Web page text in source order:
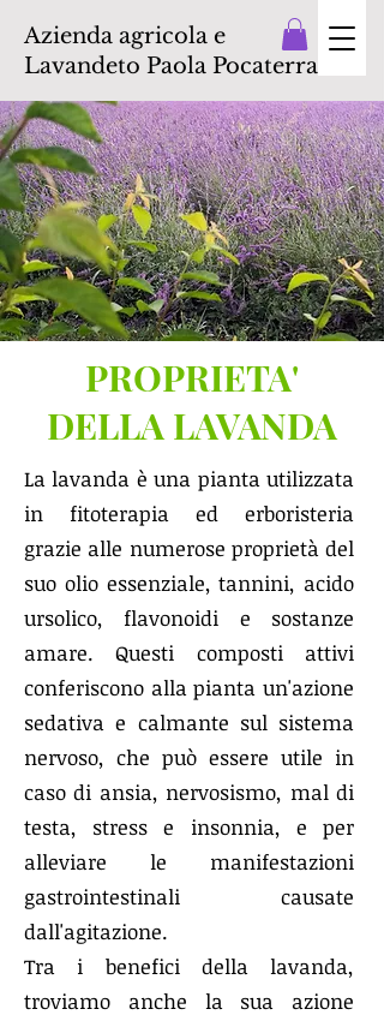
Azienda agricola e
Lavandeto Paola Pocaterra
PROPRIETA'
DELLA LAVANDA
La lavanda è una pianta utilizzata
in fitoterapia ed erboristeria
grazie alle numerose proprietà del
suo olio essenziale, tannini, acido
ursolico, flavonoidi e sostanze
amare. Questi composti attivi
conferiscono alla pianta un'azione
sedativa e calmante sul sistema
nervoso, che può essere utile in
caso di ansia, nervosismo, mal di
testa, stress e insonnia, e per
alleviare le manifestazioni
gastrointestinali causate
dall'agitazione.
Tra i benefici della lavanda,
troviamo anche la sua azione